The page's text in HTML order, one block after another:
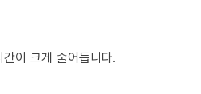
이 크게 줄어듭니다.